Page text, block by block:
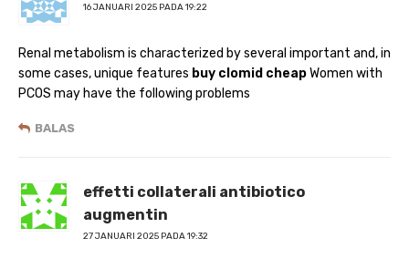
16 JANUARI 2025 PADA 19:22
Renal metabolism is characterized by several important and, in
some cases, unique features buy clomid cheapWomen with
PCOS may have the following problems
BALAS
effetti collaterali antibiotico
augmentin
27 JANUARI 2025 PADA 19:32